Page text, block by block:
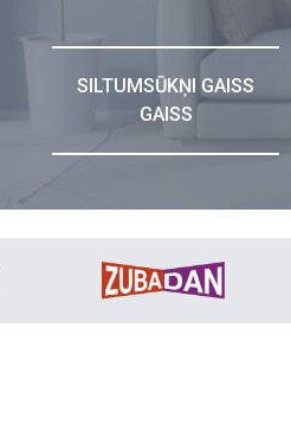
SILTUMSŪKŅI GAISS
GAISS